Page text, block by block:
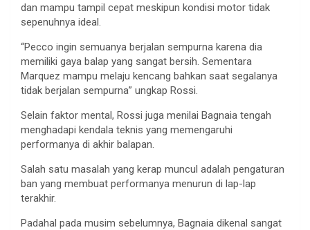
dan mampu tampil cepat meskipun kondisi motor tidak
sepenuhnya ideal.
“Pecco ingin semuanya berjalan sempurna karena dia
memiliki gaya balap yang sangat bersih. Sementara
Marquez mampu melaju kencang bahkan saat segalanya
tidak berjalan sempurna” ungkap Rossi.
Selain faktor mental, Rossi juga menilai Bagnaia tengah
menghadapi kendala teknis yang memengaruhi
performanya di akhir balapan.
Salah satu masalah yang kerap muncul adalah pengaturan
ban yang membuat performanya menurun di lap-lap
terakhir.
Padahal pada musim sebelumnya, Bagnaia dikenal sangat